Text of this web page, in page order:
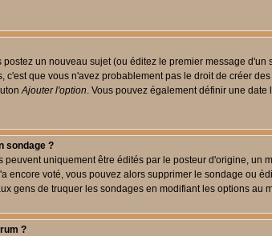
un nouveau sujet (ou éditez le premier message
c'est que vous n'avez probablement pas le droit de créer
Ajouter l'option. Vous pouvez également définir une
sondage ?
uniquement être édités par le posteur d'origine,
encore voté, vous pouvez alors supprimer le sondage ou
gens de truquer les sondages en modifiant les options au
?